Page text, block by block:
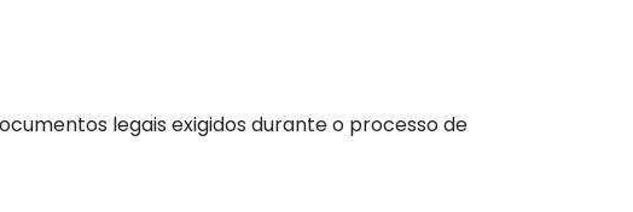
legais exigidos durante o processo de